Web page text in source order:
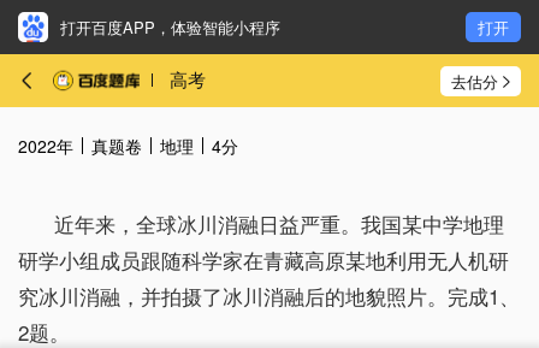
打开百度APP，体验智能小程序 打开
高考 去估分
2022年 真题卷 地理 4分
近年来，全球冰川消融日益严重。我国某中学地理
研学小组成员跟随科学家在青藏高原某地利用无人机研
究冰川消融，并拍摄了冰川消融后的地貌照片。完成1、
2题。